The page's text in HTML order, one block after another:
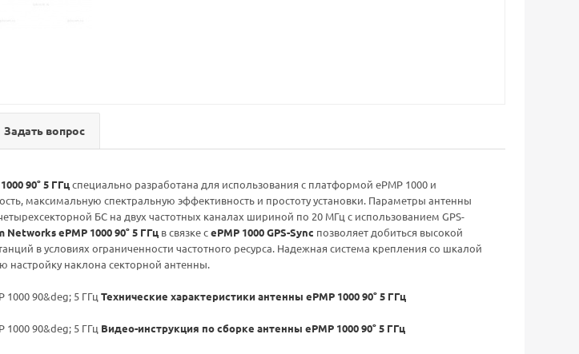
Задать вопрос
90° 5 ГГцспециально разработана для использования с платформой ePMP 1000 и
максимальную спектральную эффективность и простоту установки. Параметры антенны
БС на двух частотных каналах шириной по 20 МГц с использованием GPS-
Networks ePMP 1000 90° 5 ГГц в связке сePMP 1000 GPS-Sync позволяет добиться высокой
в условиях ограниченности частотного ресурса. Надежная система крепления со шкалой
настройку наклона секторной антенны.
Технические характеристики антенны ePMP 1000 90° 5 ГГц
Видео-инструкция по сборке антенны ePMP 1000 90° 5 ГГц